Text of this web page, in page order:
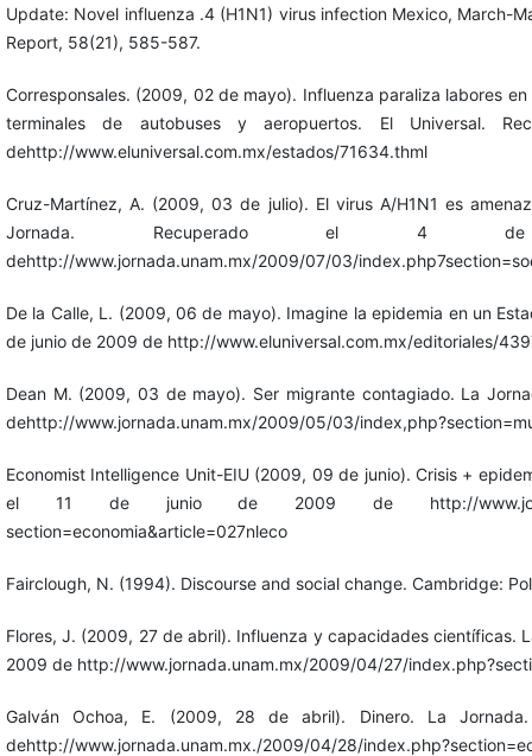
Update: Novel influenza .4 (H1N1) virus infection Mexico, March-
Report, 58(21), 585-587.
Corresponsales. (2009, 02 de mayo). Influenza paraliza labores
terminales de autobuses y aeropuertos. El Universal.
dehttp://www.eluniversal.com.mx/estados/71634.thml
Cruz-Martínez, A. (2009, 03 de julio). El virus A/H1N1 es
Jornada. Recuperado el
dehttp://www.jornada.unam.mx/2009/07/03/
De la Calle, L. (2009, 06 de mayo). Imagine la epidemia en un
de junio de 2009 de http://www.eluniversal.com.mx/editoriales/
Dean M. (2009, 03 de mayo). Ser migrante contagiado. La
dehttp://www.jornada.unam.mx/2009/05/03/
Economist Intelligence Unit-EIU (2009, 09 de junio). Crisis +
el 11 de junio de 2009 de http://
section=economia&article=027nleco
Fairclough, N. (1994). Discourse and social change. Cambridge:
Flores, J. (2009, 27 de abril). Influenza y capacidades científicas.
2009 de http://www.jornada.unam.mx/2009/04/27/
Galván Ochoa, E. (2009, 28 de abril). Dinero. La
dehttp://www.jornada.unam.mx./2009/04/28/